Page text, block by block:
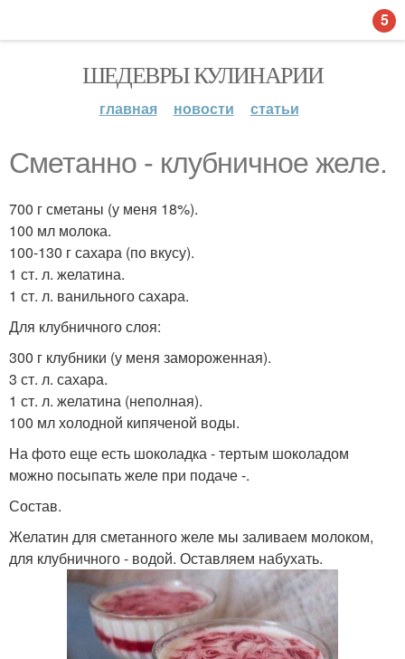
ШЕДЕВРЫ КУЛИНАРИИ
главная новости статьи
Сметанно - клубничное желе.
700 г сметаны (у меня 18%).
100 мл молока.
100-130 г сахара (по вкусу).
1 ст. л. желатина.
1 ст. л. ванильного сахара.
Для клубничного слоя:
300 г клубники (у меня замороженная).
3 ст. л. сахара.
1 ст. л. желатина (неполная).
100 мл холодной кипяченой воды.
На фото еще есть шоколадка - тертым шоколадом
можно посыпать желе при подаче -.
Состав.
Желатин для сметанного желе мы заливаем молоком,
для клубничного - водой. Оставляем набухать.
5